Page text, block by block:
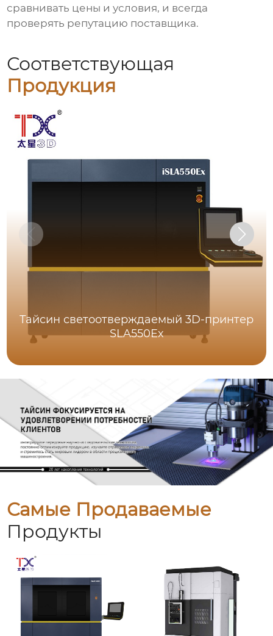
сравнивать цены и условия, и всегда
проверять репутацию поставщика.
Соответствующая
Продукция
Тайсин светоотверждаемый 3D-принтер
SLA550Ex
Самые Продаваемые
Продукты